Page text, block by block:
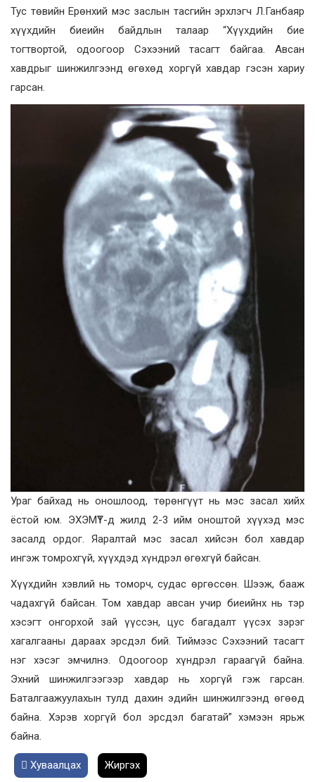
Тус төвийн Ерөнхий мэс заслын тасгийн эрхлэгч Л.Ганбаяр
хүүхдийн биеийн байдлын талаар “Хүүхдийн бие
тогтвортой, одоогоор Сэхээний тасагт байгаа. Авсан
хавдрыг шинжилгээнд өгөхөд хоргүй хавдар гэсэн хариу
гарсан.
Ураг байхад нь оношлоод, төрөнгүүт нь мэс засал хийх
ёстой юм. ЭХЭМҮТ-д жилд 2-3 ийм оноштой хүүхэд мэс
засалд ордог. Яаралтай мэс засал хийсэн бол хавдар
ингэж томрохгүй, хүүхдэд хүндрэл өгөхгүй байсан.
Хүүхдийн хэвлий нь томорч, судас өргөссөн. Шээж, бааж
чадахгүй байсан. Том хавдар авсан учир биеийнх нь тэр
хэсэгт онгорхой зай үүссэн, цус багадалт үүсэх зэрэг
хагалгааны дараах эрсдэл бий. Тиймээс Сэхээний тасагт
нэг хэсэг эмчилнэ. Одоогоор хүндрэл гараагүй байна.
Эхний шинжилгээгээр хавдар нь хоргүй гэж гарсан.
Баталгаажуулахын тулд дахин эдийн шинжилгээнд өгөөд
байна. Хэрэв хоргүй бол эрсдэл багатай” хэмээн ярьж
байна.
Хуваалцах Жиргэх